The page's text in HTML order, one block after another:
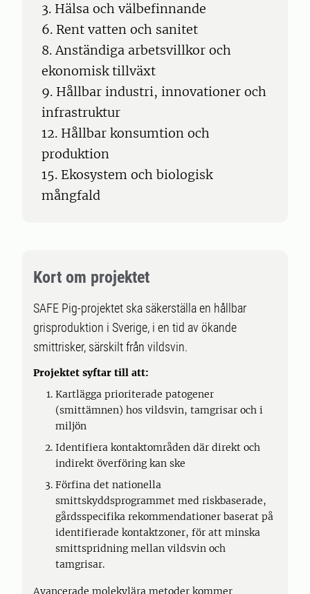
3. Hälsa och välbefinnande
6. Rent vatten och sanitet
8. Anständiga arbetsvillkor och
ekonomisk tillväxt
9. Hållbar industri, innovationer och
infrastruktur
12. Hållbar konsumtion och
produktion
15. Ekosystem och biologisk
mångfald
Kort om projektet
SAFE Pig-projektet ska säkerställa en hållbar
grisproduktion i Sverige, i en tid av ökande
smittrisker, särskilt från vildsvin.
Projektet syftar till att:
Kartlägga prioriterade patogener
(smittämnen) hos vildsvin, tamgrisar och i
miljön
Identifiera kontaktområden där direkt och
indirekt överföring kan ske
Förfina det nationella
smittskyddsprogrammet med riskbaserade,
gårdsspecifika rekommendationer baserat på
identifierade kontaktzoner, för att minska
smittspridning mellan vildsvin och
tamgrisar.
Avancerade molekylära metoder kommer